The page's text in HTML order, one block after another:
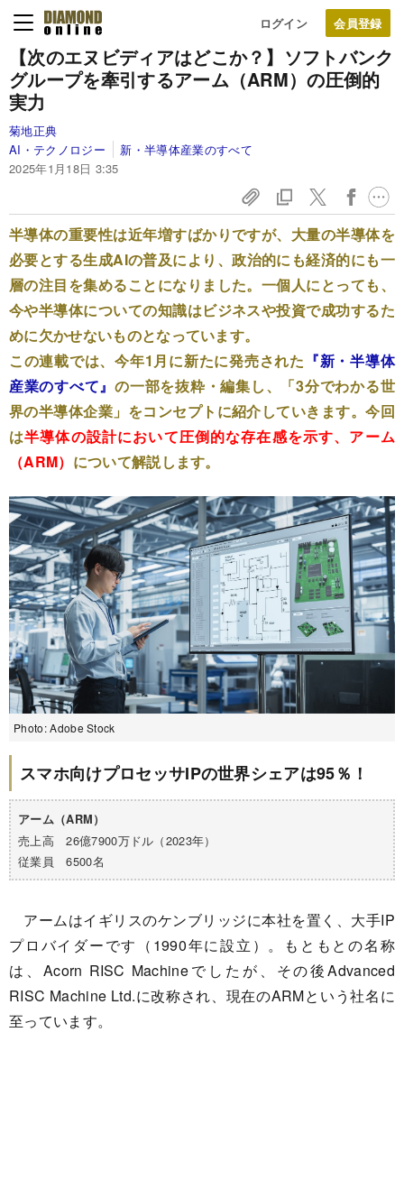
ログイン
【次のエヌビディアはどこか？】ソフトバンク
グループを牽引するアーム（ARM）の圧倒的
実力
菊地正典
AI・テクノロジー
新・半導体産業のすべて
2025年1月18日 3:35
半導体の重要性は近年増すばかりですが、大量の半導体を
必要とする生成AIの普及により、政治的にも経済的にも一
層の注目を集めることになりました。一個人にとっても、
今や半導体についての知識はビジネスや投資で成功するた
めに欠かせないものとなっています。
この連載では、今年1月に新たに発売された 『新・半導体
産業のすべて』の一部を抜粋・編集し、「3分でわかる世
界の半導体企業」をコンセプトに紹介していきます。今回
は半導体の設計において圧倒的な存在感を示す、アーム
（ARM） について解説します。
Photo: Adobe Stock
スマホ向けプロセッサIPの世界シェアは95％！
アーム（ARM）
売上高 26億7900万ドル（2023年）
従業員 6500名
アームはイギリスのケンブリッジに本社を置く、大手IP
プロバイダーです（1990年に設立）。もともとの名称
は、Acorn RISC Machineでしたが、その後Advanced
RISC Machine Ltd.に改称され、現在のARMという社名に
至っています。